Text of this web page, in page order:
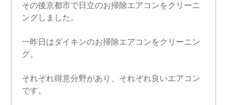
その後京都市で日立のお掃除エアコンをクリーニ
ングしました。
一昨日はダイキンのお掃除エアコンをクリーニン
グ。
それぞれ得意分野があり、それぞれ良いエアコン
です。